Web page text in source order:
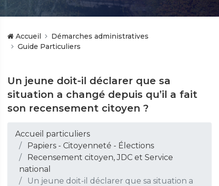
Accueil
Démarches administratives
Guide Particuliers
Un jeune doit-il déclarer que sa
situation a changé depuis qu’il a fait
son recensement citoyen ?
Accueil particuliers
Papiers - Citoyenneté - Élections
Recensement citoyen, JDC et Service
national
Un jeune doit-il déclarer que sa situation a